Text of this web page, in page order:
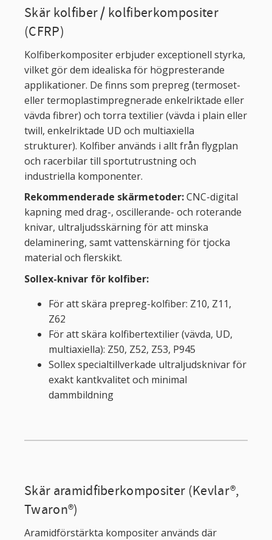
Skär kolfiber / kolfiberkompositer
(CFRP)
Kolfiberkompositer erbjuder exceptionell styrka,
vilket gör dem idealiska för högpresterande
applikationer. De finns som prepreg (termoset-
eller termoplastimpregnerade enkelriktade eller
vävda fibrer) och torra textilier (vävda i plain eller
twill, enkelriktade UD och multiaxiella
strukturer). Kolfiber används i allt från flygplan
och racerbilar till sportutrustning och
industriella komponenter.
Rekommenderade skärmetoder:CNC-digital
kapning med drag-, oscillerande- och roterande
knivar, ultraljudsskärning för att minska
delaminering, samt vattenskärning för tjocka
material och flerskikt.
Sollex-knivar för kolfiber:
För att skära prepreg-kolfiber: Z10, Z11,
Z62
För att skära kolfibertextilier (vävda, UD,
multiaxiella): Z50, Z52, Z53, P945
Sollex specialtillverkade ultraljudsknivar för
exakt kantkvalitet och minimal
dammbildning
Skär aramidfiberkompositer (Kevlar®,
Twaron®)
Aramidförstärkta kompositer används där